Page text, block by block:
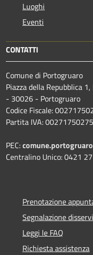
Luoghi
Eventi
CONTATTI
Comune di Portogruaro
Piazza della Repubblica
- 30026 - Portogruaro
Codice Fiscale:
Partita IVA: 00271750275
PEC:
Centralino Unico: 0421
Prenotazione
Segnalazione
Leggi le FAQ
Richiesta assistenza